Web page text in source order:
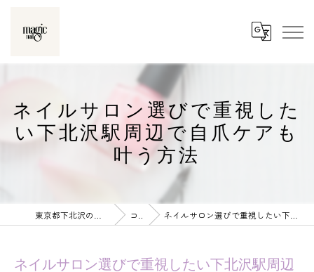
ネイルサロン選びで重視した
い下北沢駅周辺で自爪ケアも
叶う方法
コラム ネイルサロン選びで重視したい下北沢駅周辺で自爪ケアも叶う方法
ネイルサロン選びで重視したい下北沢駅周辺